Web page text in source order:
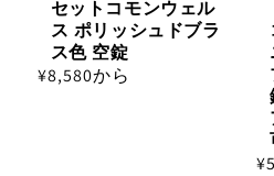
セットコモンウェル
ス ポリッシュドブラ
ス色 空錠
通
¥8,580から
通